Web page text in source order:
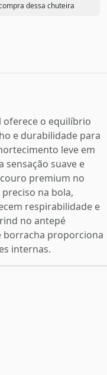
dessa chuteira
oferece o equilíbrio
e durabilidade para
leve em
suave e
premium no
na bola,
respirabilidade e
no antepé
borracha proporciona
internas.